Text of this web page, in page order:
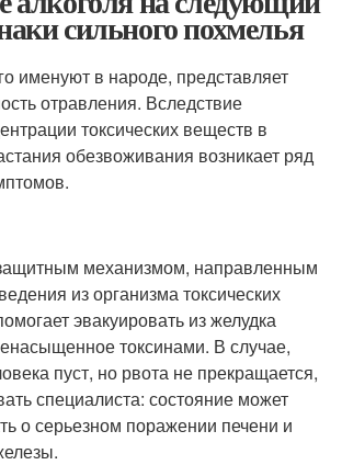
сильного похмелья
именуют в народе, представляет
отравления. Вследствие
токсических веществ в
обезвоживания возникает ряд
механизмом, направленным
из организма токсических
эвакуировать из желудка
токсинами. В случае,
пуст, но рвота не прекращается,
специалиста: состояние может
о серьезном поражении печени и